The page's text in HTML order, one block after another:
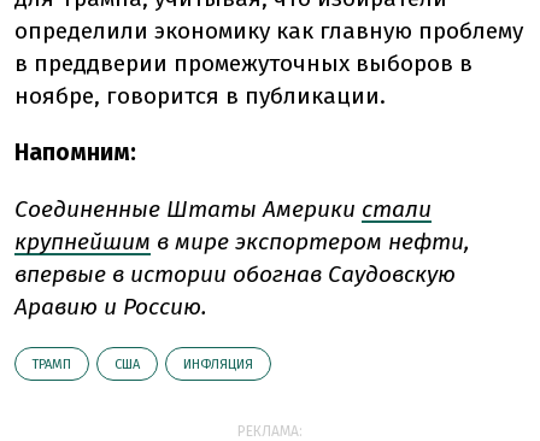
определили экономику как главную проблему
в преддверии промежуточных выборов в
ноябре, говорится в публикации.
Напомним:
Соединенные Штаты Америки стали
крупнейшим в мире экспортером нефти,
впервые в истории обогнав Саудовскую
Аравию и Россию.
ТРАМП США ИНФЛЯЦИЯ
РЕКЛАМА: